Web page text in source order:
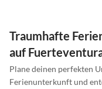
Traumhafte
auf
Plane deinen perfekten
Ferienunterkunft und